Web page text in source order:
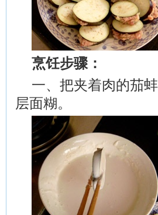
烹饪步骤：
一、把夹着肉的茄
层面糊。